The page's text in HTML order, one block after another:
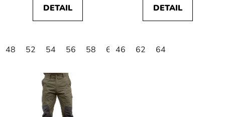
z
DETAIL
48 52 54 56 58 60
DETAIL
46 62 64